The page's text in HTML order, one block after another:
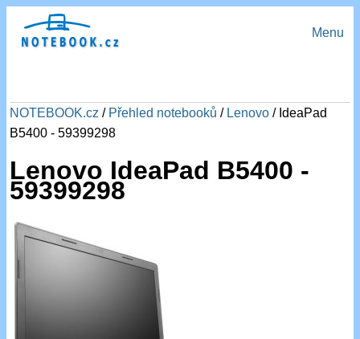
Menu
NOTEBOOK.cz / Přehled notebooků / Lenovo / IdeaPad
B5400 - 59399298
Lenovo IdeaPad B5400 -
59399298